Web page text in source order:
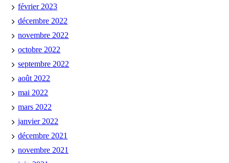
février 2023
décembre 2022
novembre 2022
octobre 2022
septembre 2022
août 2022
mai 2022
mars 2022
janvier 2022
décembre 2021
novembre 2021